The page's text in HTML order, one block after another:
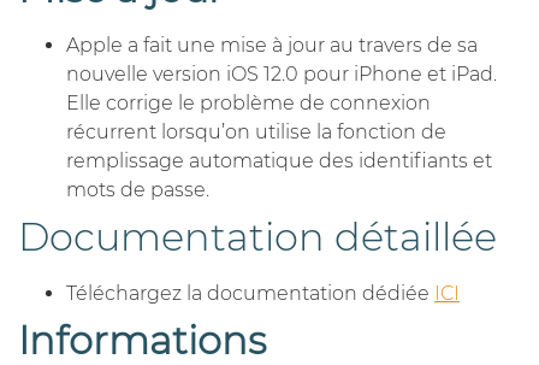
Apple a fait une mise à jour au travers de sa
nouvelle version iOS 12.0 pour iPhone et iPad.
Elle corrige le problème de connexion
récurrent lorsqu’on utilise la fonction de
remplissage automatique des identifiants et
mots de passe.
Documentation détaillée
Téléchargez la documentation dédiée ICI
Informations